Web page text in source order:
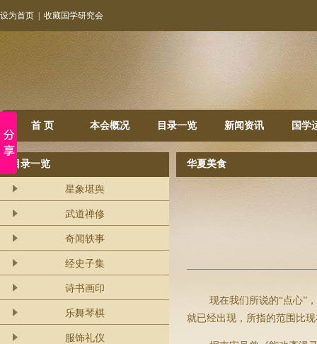
设为首页 收藏国学研究会
首 页 本会概况 目录一览 新闻资讯 国学
目录一览
星象堪舆
武道禅修
奇闻轶事
经史子集
诗书画印
乐舞琴棋
服饰礼仪
华夏美食
现在我们所说的“点心”
就已经出现，所指的范围比